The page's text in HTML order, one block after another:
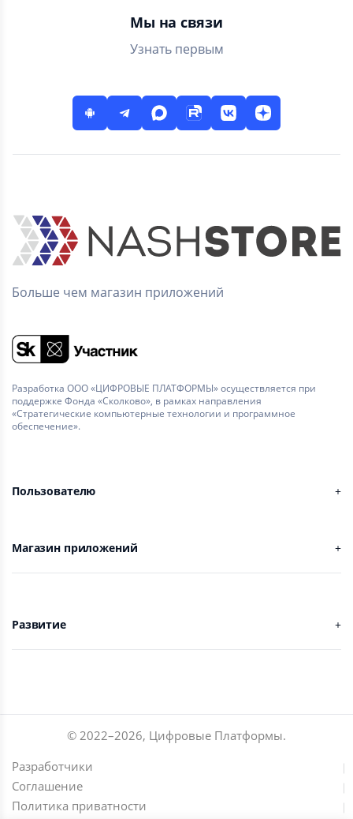
Мы на связи
Узнать первым
Больше чем магазин приложений
Разработка ООО «ЦИФРОВЫЕ ПЛАТФОРМЫ» осуществляется при
поддержке Фонда «Сколково», в рамках направления
«Стратегические компьютерные технологии и программное
обеспечение».
Пользователю
Магазин приложений
Развитие
© 2022–2026, Цифровые Платформы.
Разработчики
Соглашение
Политика приватности